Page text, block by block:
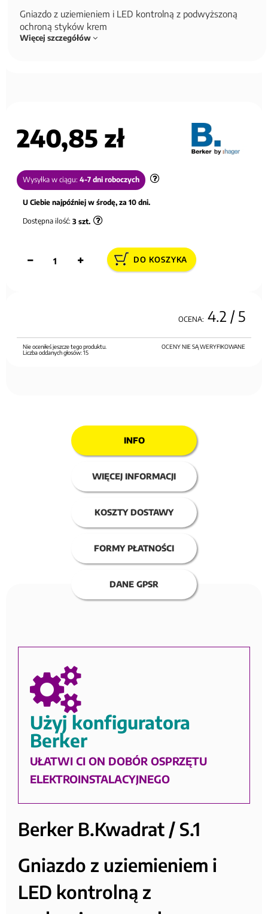
Gniazdo z uziemieniem i LED kontrolną z podwyższoną
ochroną styków krem
Więcej szczegółów
240,85 zł
Wysyłka w ciągu: 4-7 dni roboczych
U Ciebie najpóźniej w środę, za 10 dni.
Dostępna ilość: 3 szt.
DO KOSZYKA
OCENA: 4.2 / 5
OCENY NIE SĄ WERYFIKOWANE
Nie oceniłeś jeszcze tego produktu.
Liczba oddanych głosów:15
INFO
WIĘCEJ INFORMACJI
KOSZTY DOSTAWY
FORMY PŁATNOŚCI
DANE GPSR
Użyj konfiguratora
Berker
UŁATWI CI ON DOBÓR OSPRZĘTU
ELEKTROINSTALACYJNEGO
Berker B.Kwadrat / S.1
Gniazdo z uziemieniem i
LED kontrolną z